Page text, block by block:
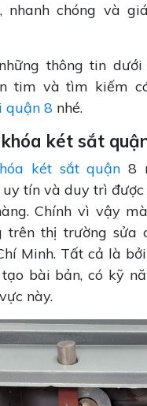
nhanh chóng và
thông tin
tim và tìm kiếm
quận 8 nhé.
két sắt
két sắt quận 8
uy tín và duy trì
Chính vì vậy
trên thị trường sửa
Minh. Tất cả là
bài bản, có kỹ
này.